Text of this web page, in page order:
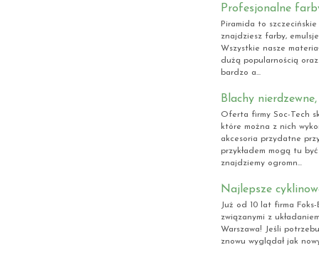
Profesjonalne
Piramida to
znajdziesz farby,
Wszystkie nasze
dużą popularnością
bardzo a...
Blachy
Oferta firmy Soc-Tech
które można z nich
akcesoria przydatne
przykładem mogą tu
znajdziemy ogromn...
Najlepsze
Już od 10 lat firma
związanymi z
Warszawa! Jeśli
znowu wyglądał jak